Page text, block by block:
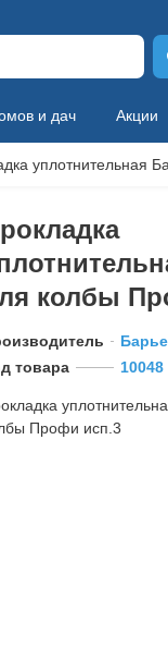
и дач Акции
уплотнительная
колбы
товара
10048
Профи исп.3